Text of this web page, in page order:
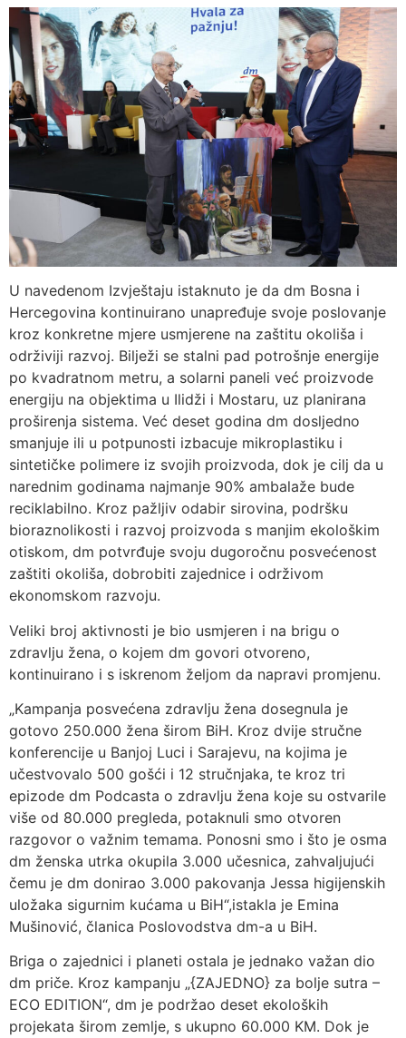
U navedenom Izvještaju istaknuto je da dm Bosna i
Hercegovina kontinuirano unapređuje svoje poslovanje
kroz konkretne mjere usmjerene na zaštitu okoliša i
održiviji razvoj. Bilježi se stalni pad potrošnje energije
po kvadratnom metru, a solarni paneli već proizvode
energiju na objektima u Ilidži i Mostaru, uz planirana
proširenja sistema. Već deset godina dm dosljedno
smanjuje ili u potpunosti izbacuje mikroplastiku i
sintetičke polimere iz svojih proizvoda, dok je cilj da u
narednim godinama najmanje 90% ambalaže bude
reciklabilno. Kroz pažljiv odabir sirovina, podršku
bioraznolikosti i razvoj proizvoda s manjim ekološkim
otiskom, dm potvrđuje svoju dugoročnu posvećenost
zaštiti okoliša, dobrobiti zajednice i održivom
ekonomskom razvoju.
Veliki broj aktivnosti je bio usmjeren i na brigu o
zdravlju žena, o kojem dm govori otvoreno,
kontinuirano i s iskrenom željom da napravi promjenu.
„Kampanja posvećena zdravlju žena dosegnula je
gotovo 250.000 žena širom BiH. Kroz dvije stručne
konferencije u Banjoj Luci i Sarajevu, na kojima je
učestvovalo 500 gošći i 12 stručnjaka, te kroz tri
epizode dm Podcasta o zdravlju žena koje su ostvarile
više od 80.000 pregleda, potaknuli smo otvoren
razgovor o važnim temama. Ponosni smo i što je osma
dm ženska utrka okupila 3.000 učesnica, zahvaljujući
čemu je dm donirao 3.000 pakovanja Jessa higijenskih
uložaka sigurnim kućama u BiH“,istakla je Emina
Mušinović, članica Poslovodstva dm-a u BiH.
Briga o zajednici i planeti ostala je jednako važan dio
dm priče. Kroz kampanju „{ZAJEDNO} za bolje sutra –
ECO EDITION“, dm je podržao deset ekoloških
projekata širom zemlje, s ukupno 60.000 KM. Dok je